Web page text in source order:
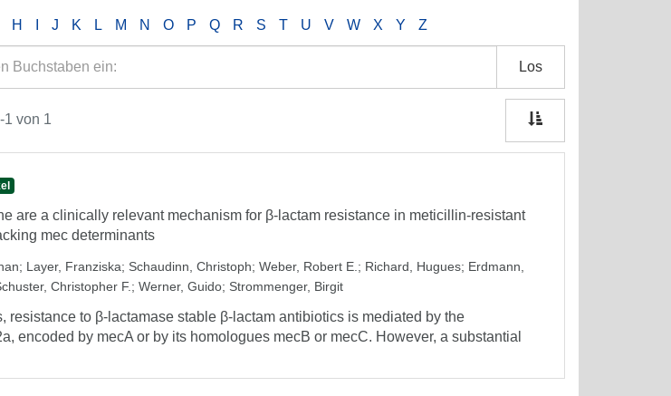
H J K L M N O P Q R S T U V W X Y Z
Los
von 1
are a clinically relevant mechanism for β-lactam resistance in meticillin-resistant
mec determinants
; Layer, Franziska; Schaudinn, Christoph; Weber, Robert E. ; Richard, Hugues; Erdmann,
Christopher F. ; Werner, Guido; Strommenger, Birgit
resistance to β-lactamase stable β-lactam antibiotics is mediated by the
encoded by mecA or by its homologues mecB or mecC. However, a substantial